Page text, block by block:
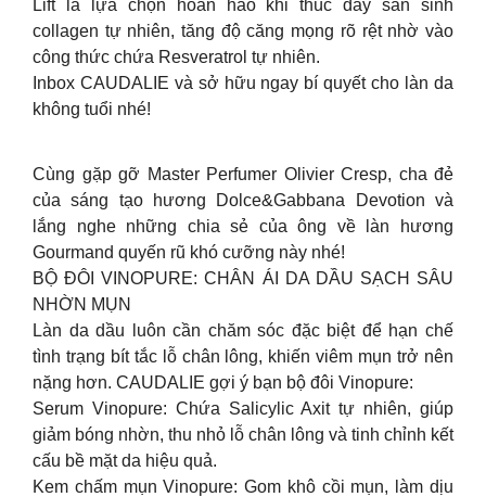
Lift là lựa chọn hoàn hảo khi thúc đẩy sản sinh
collagen tự nhiên, tăng độ căng mọng rõ rệt nhờ vào
công thức chứa Resveratrol tự nhiên.
Inbox CAUDALIE và sở hữu ngay bí quyết cho làn da
không tuổi nhé!
Cùng gặp gỡ Master Perfumer Olivier Cresp, cha đẻ
của sáng tạo hương Dolce&Gabbana Devotion và
lắng nghe những chia sẻ của ông về làn hương
Gourmand quyến rũ khó cưỡng này nhé!
BỘ ĐÔI VINOPURE: CHÂN ÁI DA DẦU SẠCH SÂU
NHỜN MỤN
Làn da dầu luôn cần chăm sóc đặc biệt để hạn chế
tình trạng bít tắc lỗ chân lông, khiến viêm mụn trở nên
nặng hơn. CAUDALIE gợi ý bạn bộ đôi Vinopure:
Serum Vinopure: Chứa Salicylic Axit tự nhiên, giúp
giảm bóng nhờn, thu nhỏ lỗ chân lông và tinh chỉnh kết
cấu bề mặt da hiệu quả.
Kem chấm mụn Vinopure: Gom khô cồi mụn, làm dịu